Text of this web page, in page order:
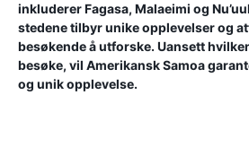
inkluderer Fagasa, Malaeimi og
stedene tilbyr unike opplevelser og
besøkende å utforske. Uansett
besøke, vil Amerikansk Samoa
og unik opplevelse.